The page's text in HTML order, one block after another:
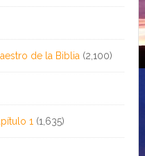
de la Biblia (2,100)
1 (1,635)